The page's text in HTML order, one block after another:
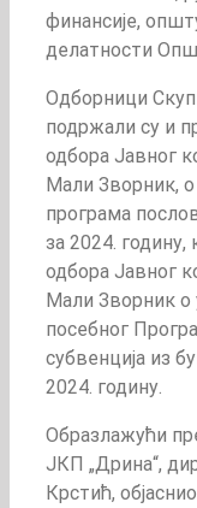
финансије,
делатности
Одборници
подржали су и
одбора Јавног
Мали Зворник,
програма
за 2024.
одбора Јавног
Мали Зворник о
посебног
субвенција из
2024. годину.
Образлажући
ЈКП „Дрина“,
Крстић,